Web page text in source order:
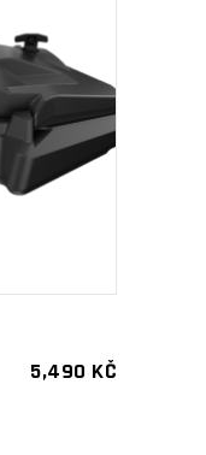
5,490 KČ